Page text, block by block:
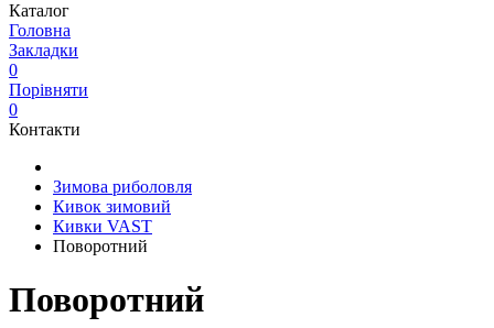
Каталог
Головна
Закладки
0
Порівняти
0
Контакти
Зимова риболовля
Кивок зимовий
Кивки VAST
Поворотний
Поворотний